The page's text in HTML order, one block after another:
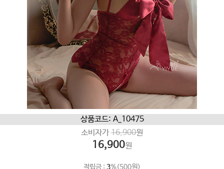
상품코드: A_10475
소비자가 16,900원
16,900원
적립금 : 3%(500원)